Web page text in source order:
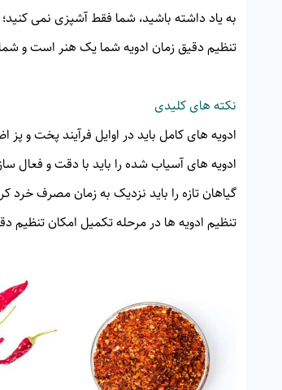
به یاد داشته باشید، شما فقط آشپزی نمی
تنظیم دقیق زمان ادویه شما یک هنر است و
نکته های کلیدی
ادویه های کامل باید در اوایل فرآیند پخت و
ادویه های آسیاب شده را باید با دقت و فعال
گیاهان تازه را باید نزدیک به زمان مصرف خرد
تنظیم ادویه ها در مرحله تکمیل امکان تنظیم